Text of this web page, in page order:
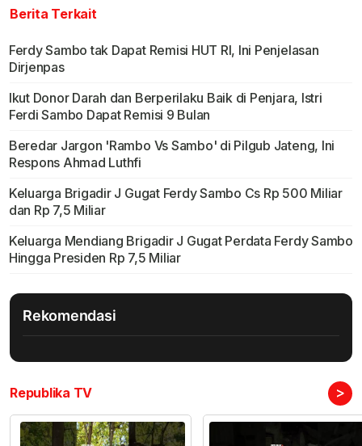
Berita Terkait
Ferdy Sambo tak Dapat Remisi HUT RI, Ini Penjelasan
Dirjenpas
Ikut Donor Darah dan Berperilaku Baik di Penjara, Istri
Ferdi Sambo Dapat Remisi 9 Bulan
Beredar Jargon 'Rambo Vs Sambo' di Pilgub Jateng, Ini
Respons Ahmad Luthfi
Keluarga Brigadir J Gugat Ferdy Sambo Cs Rp 500 Miliar
dan Rp 7,5 Miliar
Keluarga Mendiang Brigadir J Gugat Perdata Ferdy Sambo
Hingga Presiden Rp 7,5 Miliar
Rekomendasi
Republika TV >